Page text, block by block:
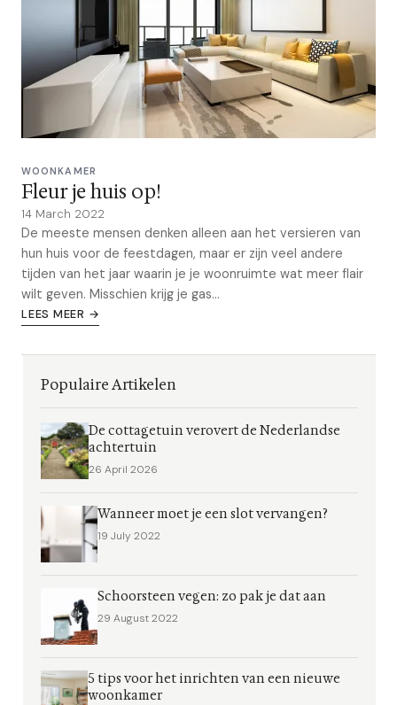
WOONKAMER
Fleur je huis op!
14 March 2022
De meeste mensen denken alleen aan het versieren van
hun huis voor de feestdagen, maar er zijn veel andere
tijden van het jaar waarin je je woonruimte wat meer flair
wilt geven. Misschien krijg je gas...
LEES MEER →
Populaire Artikelen
De cottagetuin verovert de Nederlandse
achtertuin
26 April 2026
Wanneer moet je een slot vervangen?
19 July 2022
Schoorsteen vegen: zo pak je dat aan
29 August 2022
5 tips voor het inrichten van een nieuwe
woonkamer